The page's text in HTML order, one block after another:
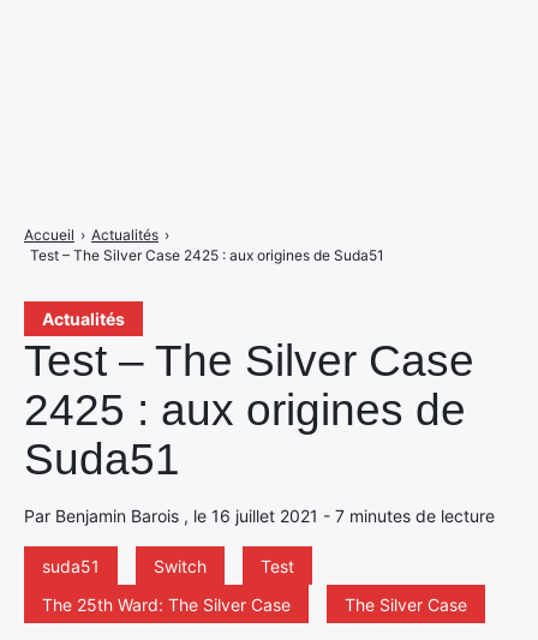
Actualités
Test – The Silver Case
2425 : aux origines de
Suda51
Par Benjamin Barois , le 16 juillet 2021 - 7 minutes de lecture
suda51 Switch
Test
The 25th Ward: The Silver Case
The Silver Case
Accueil › Actualités ›
Test – The Silver Case 2425 : aux origines de Suda51